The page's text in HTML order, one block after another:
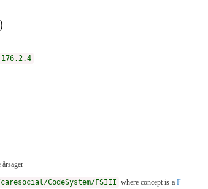
CodeSystem/FSIII where concept is-a F